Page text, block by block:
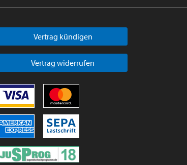
Vertrag kündigen
Vertrag widerrufen